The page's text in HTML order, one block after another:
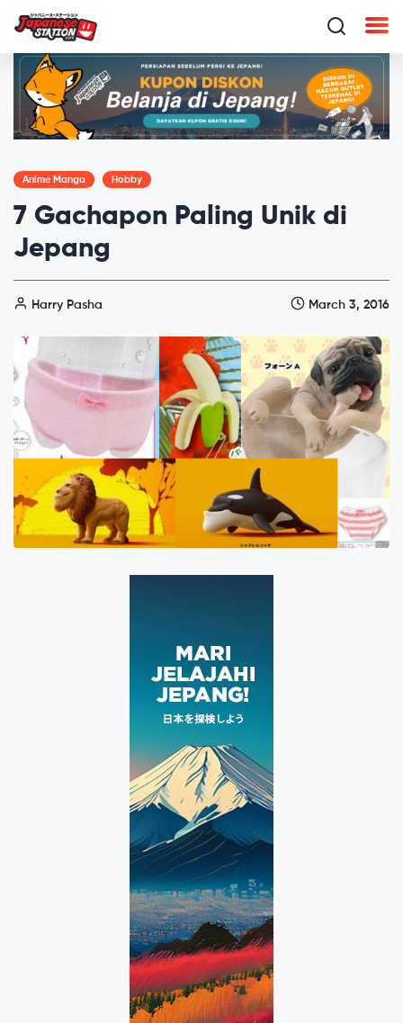
Anime Manga Hobby
7 Gachapon Paling Unik di
Jepang
Harry Pasha March 3, 2016